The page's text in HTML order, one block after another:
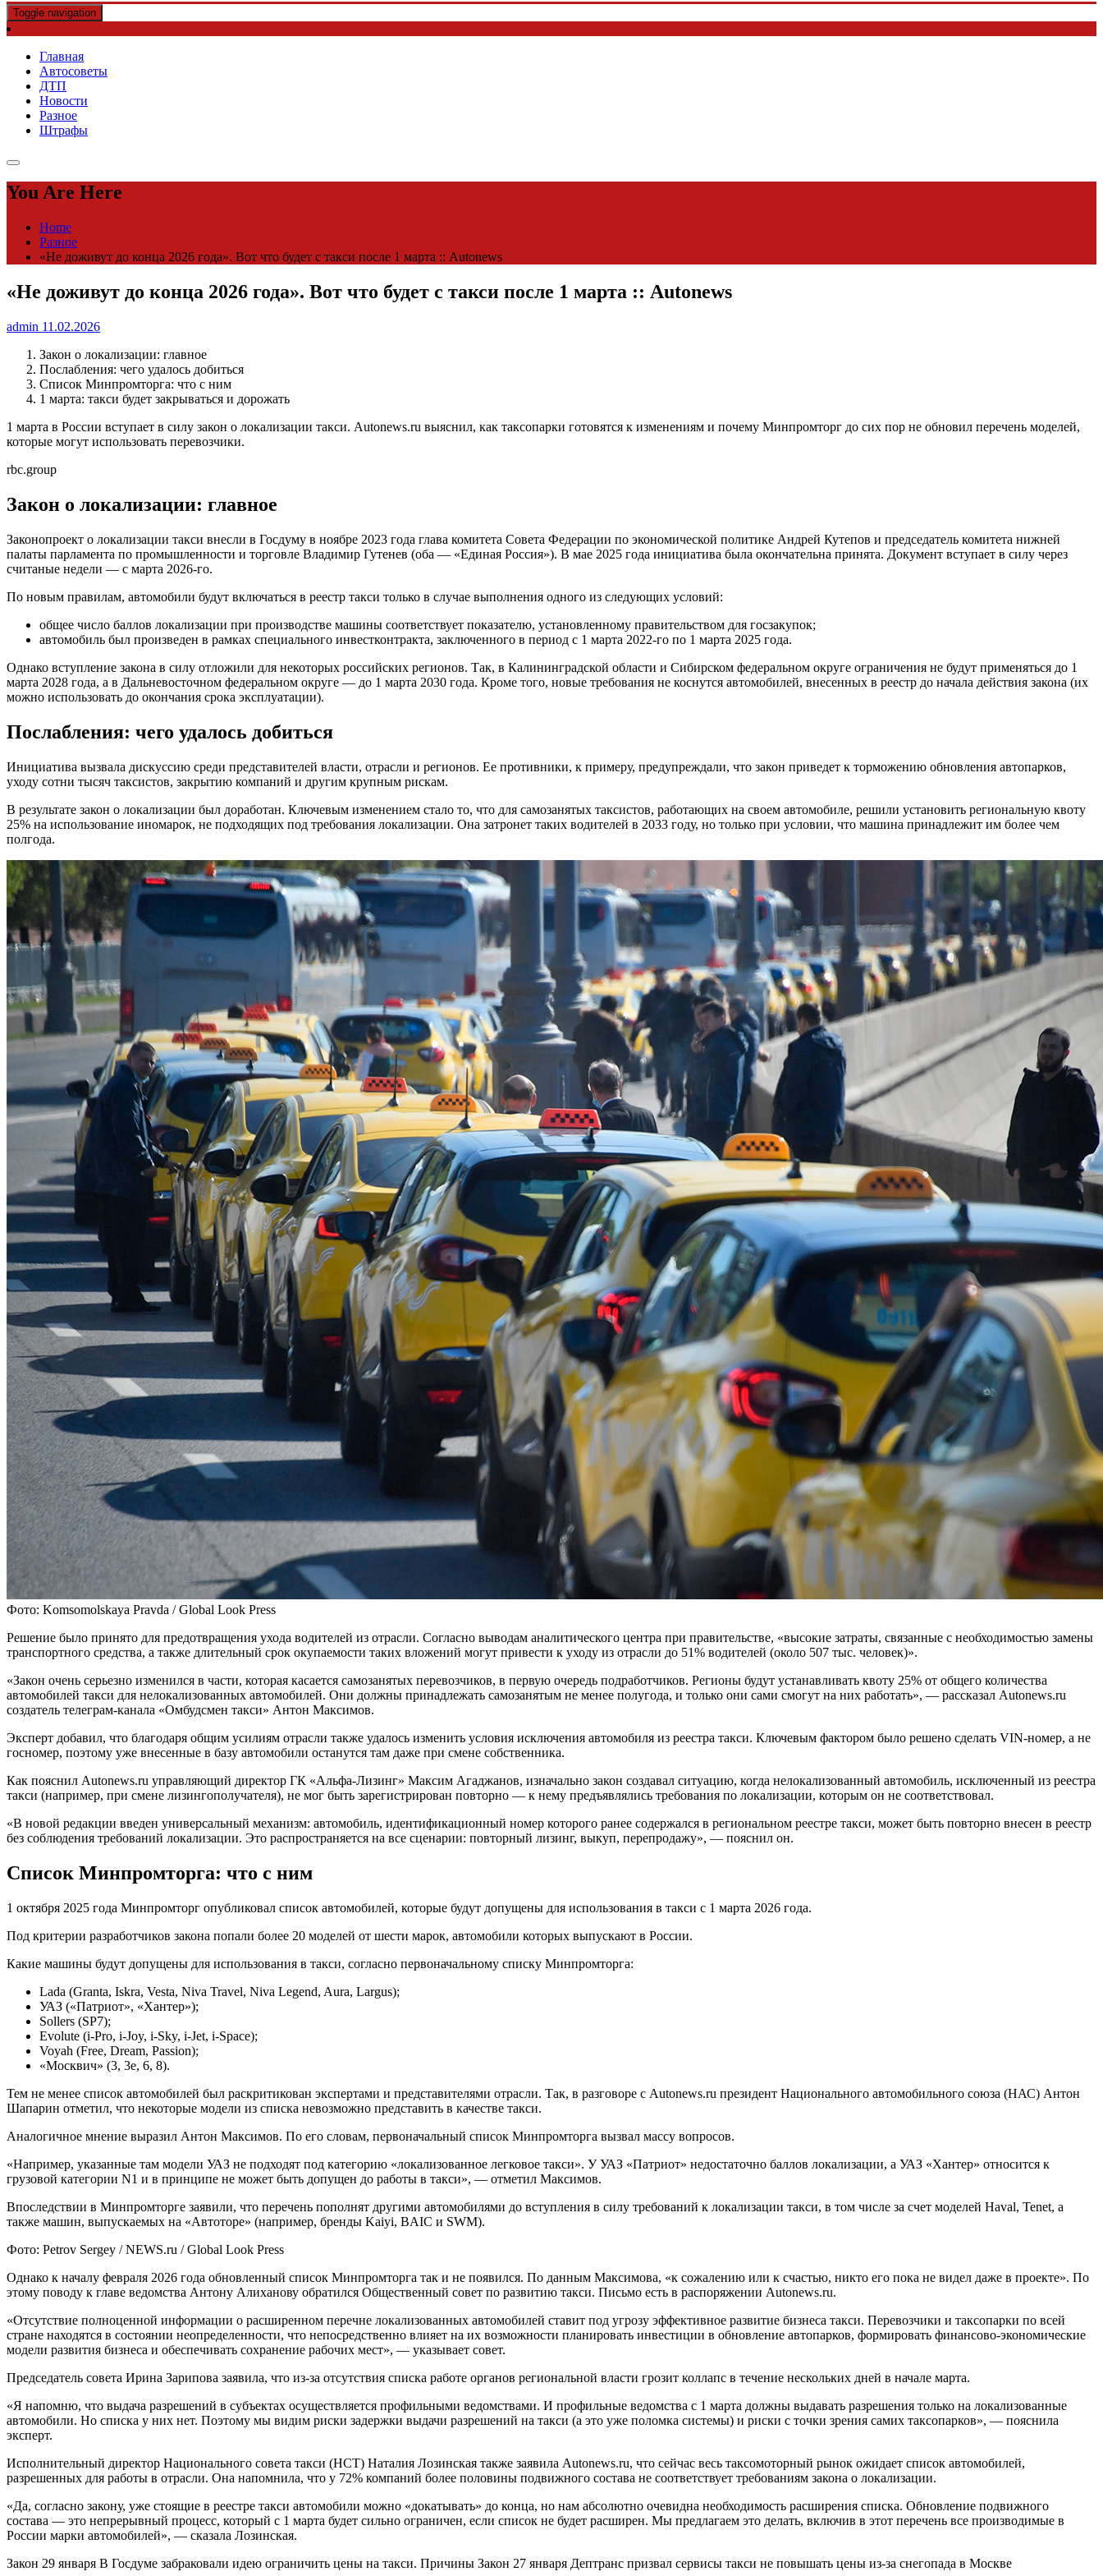
Toggle navigation
Главная
Автосоветы
ДТП
Новости
Разное
Штрафы
You Are Here
Home
Разное
«Не доживут до конца 2026 года». Вот что будет с такси после 1 марта :: Autonews
«Не доживут до конца 2026 года». Вот что будет с такси после 1 марта :: Autonews
admin 11.02.2026
Закон о локализации: главное
Послабления: чего удалось добиться
Список Минпромторга: что с ним
1 марта: такси будет закрываться и дорожать
1 марта в России вступает в силу закон о локализации такси. Autonews.ru выяснил, как таксопарки готовятся к изменениям и почему Минпромторг до сих пор не обновил перечень моделей,
которые могут использовать перевозчики.
rbc.group
Закон о локализации: главное
Законопроект о локализации такси внесли в Госдуму в ноябре 2023 года глава комитета Совета Федерации по экономической политике Андрей Кутепов и председатель комитета нижней
палаты парламента по промышленности и торговле Владимир Гутенев (оба — «Единая Россия»). В мае 2025 года инициатива была окончательна принята. Документ вступает в силу через
считаные недели — с марта 2026-го.
По новым правилам, автомобили будут включаться в реестр такси только в случае выполнения одного из следующих условий:
общее число баллов локализации при производстве машины соответствует показателю, установленному правительством для госзакупок;
автомобиль был произведен в рамках специального инвестконтракта, заключенного в период с 1 марта 2022-го по 1 марта 2025 года.
Однако вступление закона в силу отложили для некоторых российских регионов. Так, в Калининградской области и Сибирском федеральном округе ограничения не будут применяться до 1
марта 2028 года, а в Дальневосточном федеральном округе — до 1 марта 2030 года. Кроме того, новые требования не коснутся автомобилей, внесенных в реестр до начала действия закона (их
можно использовать до окончания срока эксплуатации).
Послабления: чего удалось добиться
Инициатива вызвала дискуссию среди представителей власти, отрасли и регионов. Ее противники, к примеру, предупреждали, что закон приведет к торможению обновления автопарков,
уходу сотни тысяч таксистов, закрытию компаний и другим крупным рискам.
В результате закон о локализации был доработан. Ключевым изменением стало то, что для самозанятых таксистов, работающих на своем автомобиле, решили установить региональную квоту
25% на использование иномарок, не подходящих под требования локализации. Она затронет таких водителей в 2033 году, но только при условии, что машина принадлежит им более чем
полгода.
Фото: Komsomolskaya Pravda / Global Look Press
Решение было принято для предотвращения ухода водителей из отрасли. Согласно выводам аналитического центра при правительстве, «высокие затраты, связанные с необходимостью замены
транспортного средства, а также длительный срок окупаемости таких вложений могут привести к уходу из отрасли до 51% водителей (около 507 тыс. человек)».
«Закон очень серьезно изменился в части, которая касается самозанятых перевозчиков, в первую очередь подработчиков. Регионы будут устанавливать квоту 25% от общего количества
автомобилей такси для нелокализованных автомобилей. Они должны принадлежать самозанятым не менее полугода, и только они сами смогут на них работать», — рассказал Autonews.ru
создатель телеграм-канала «Омбудсмен такси» Антон Максимов.
Эксперт добавил, что благодаря общим усилиям отрасли также удалось изменить условия исключения автомобиля из реестра такси. Ключевым фактором было решено сделать VIN-номер, а не
госномер, поэтому уже внесенные в базу автомобили останутся там даже при смене собственника.
Как пояснил Autonews.ru управляющий директор ГК «Альфа-Лизинг» Максим Агаджанов, изначально закон создавал ситуацию, когда нелокализованный автомобиль, исключенный из реестра
такси (например, при смене лизингополучателя), не мог быть зарегистрирован повторно — к нему предъявлялись требования по локализации, которым он не соответствовал.
«В новой редакции введен универсальный механизм: автомобиль, идентификационный номер которого ранее содержался в региональном реестре такси, может быть повторно внесен в реестр
без соблюдения требований локализации. Это распространяется на все сценарии: повторный лизинг, выкуп, перепродажу», — пояснил он.
Список Минпромторга: что с ним
1 октября 2025 года Минпромторг опубликовал список автомобилей, которые будут допущены для использования в такси с 1 марта 2026 года.
Под критерии разработчиков закона попали более 20 моделей от шести марок, автомобили которых выпускают в России.
Какие машины будут допущены для использования в такси, согласно первоначальному списку Минпромторга:
Lada (Granta, Iskra, Vesta, Niva Travel, Niva Legend, Aura, Largus);
УАЗ («Патриот», «Хантер»);
Sollers (SP7);
Evolute (i-Pro, i-Joy, i-Sky, i-Jet, i-Space);
Voyah (Free, Dream, Passion);
«Москвич» (3, 3е, 6, 8).
Тем не менее список автомобилей был раскритикован экспертами и представителями отрасли. Так, в разговоре с Autonews.ru президент Национального автомобильного союза (НАС) Антон
Шапарин отметил, что некоторые модели из списка невозможно представить в качестве такси.
Аналогичное мнение выразил Антон Максимов. По его словам, первоначальный список Минпромторга вызвал массу вопросов.
«Например, указанные там модели УАЗ не подходят под категорию «локализованное легковое такси». У УАЗ «Патриот» недостаточно баллов локализации, а УАЗ «Хантер» относится к
грузовой категории N1 и в принципе не может быть допущен до работы в такси», — отметил Максимов.
Впоследствии в Минпромторге заявили, что перечень пополнят другими автомобилями до вступления в силу требований к локализации такси, в том числе за счет моделей Haval, Tenet, а
также машин, выпускаемых на «Автоторе» (например, бренды Kaiyi, BAIC и SWM).
Фото: Petrov Sergey / NEWS.ru / Global Look Press
Однако к началу февраля 2026 года обновленный список Минпромторга так и не появился. По данным Максимова, «к сожалению или к счастью, никто его пока не видел даже в проекте». По
этому поводу к главе ведомства Антону Алиханову обратился Общественный совет по развитию такси. Письмо есть в распоряжении Autonews.ru.
«Отсутствие полноценной информации о расширенном перечне локализованных автомобилей ставит под угрозу эффективное развитие бизнеса такси. Перевозчики и таксопарки по всей
стране находятся в состоянии неопределенности, что непосредственно влияет на их возможности планировать инвестиции в обновление автопарков, формировать финансово-экономические
модели развития бизнеса и обеспечивать сохранение рабочих мест», — указывает совет.
Председатель совета Ирина Зарипова заявила, что из-за отсутствия списка работе органов региональной власти грозит коллапс в течение нескольких дней в начале марта.
«Я напомню, что выдача разрешений в субъектах осуществляется профильными ведомствами. И профильные ведомства с 1 марта должны выдавать разрешения только на локализованные
автомобили. Но списка у них нет. Поэтому мы видим риски задержки выдачи разрешений на такси (а это уже поломка системы) и риски с точки зрения самих таксопарков», — пояснила
эксперт.
Исполнительный директор Национального совета такси (НСТ) Наталия Лозинская также заявила Autonews.ru, что сейчас весь таксомоторный рынок ожидает список автомобилей,
разрешенных для работы в отрасли. Она напомнила, что у 72% компаний более половины подвижного состава не соответствует требованиям закона о локализации.
«Да, согласно закону, уже стоящие в реестре такси автомобили можно «докатывать» до конца, но нам абсолютно очевидна необходимость расширения списка. Обновление подвижного
состава — это непрерывный процесс, который с 1 марта будет сильно ограничен, если список не будет расширен. Мы предлагаем это делать, включив в этот перечень все производимые в
России марки автомобилей», — сказала Лозинская.
Закон 29 января В Госдуме забраковали идею ограничить цены на такси. Причины Закон 27 января Дептранс призвал сервисы такси не повышать цены из-за снегопада в Москве